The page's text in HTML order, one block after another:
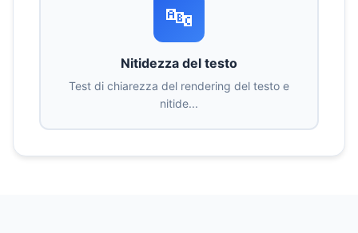
🔤
Nitidezza del testo
Test di chiarezza del rendering del testo e
nitide...